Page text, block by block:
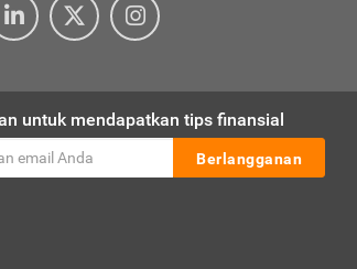
untuk mendapatkan tips finansial
Berlangganan